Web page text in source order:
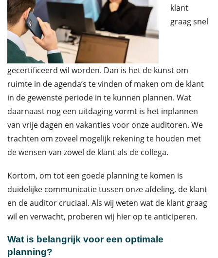
klant
graag snel
gecertificeerd wil worden. Dan is het de kunst om
ruimte in de agenda’s te vinden of maken om de klant
in de gewenste periode in te kunnen plannen. Wat
daarnaast nog een uitdaging vormt is het inplannen
van vrije dagen en vakanties voor onze auditoren. We
trachten om zoveel mogelijk rekening te houden met
de wensen van zowel de klant als de collega.
Kortom, om tot een goede planning te komen is
duidelijke communicatie tussen onze afdeling, de klant
en de auditor cruciaal. Als wij weten wat de klant graag
wil en verwacht, proberen wij hier op te anticiperen.
Wat is belangrijk voor een optimale
planning?